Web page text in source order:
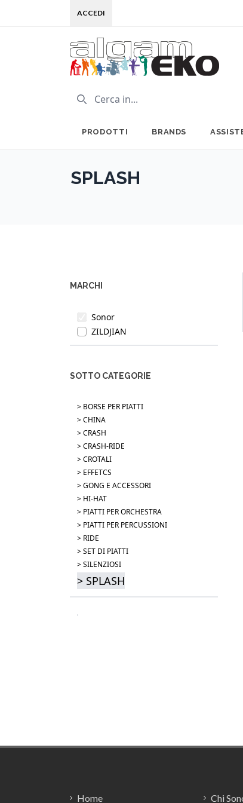
ACCEDI
PRODOTTI BRANDS
SPLASH
MARCHI
Sonor
ZILDJIAN
SOTTO CATEGORIE
> BORSE PER PIATTI
> CHINA
> CRASH
> CRASH-RIDE
> CROTALI
> EFFETCS
> GONG E ACCESSORI
> HI-HAT
> PIATTI PER ORCHESTRA
> PIATTI PER PERCUSSIONI
> RIDE
> SET DI PIATTI
> SILENZIOSI
> SPLASH
Home
Chi